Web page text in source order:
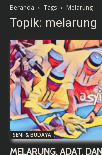
Beranda Tags Melarung
Topik: melarung
SENI & BUDAYA
MELARUNG, ADAT,